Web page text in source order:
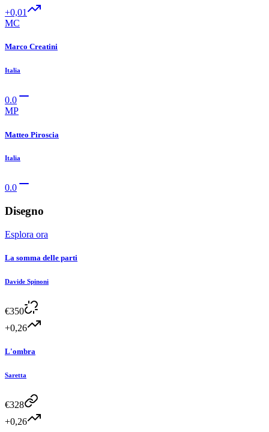
+0,01
MC
Marco Creatini
Italia
0.0
MP
Matteo Piroscia
Italia
0.0
Disegno
Esplora ora
La somma delle parti
Davide Spinoni
€350
+0,26
L'ombra
Saretta
€328
+0,26